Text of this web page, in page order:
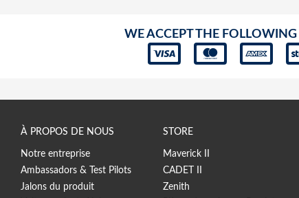
WE ACCEPT THE
À PROPOS DE NOUS
Notre entreprise
Ambassadors & Test Pilots
Jalons du produit
STORE
Maverick II
CADET II
Zenith